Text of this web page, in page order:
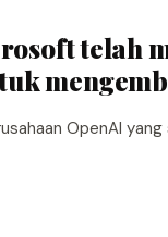
telah
OpenAI